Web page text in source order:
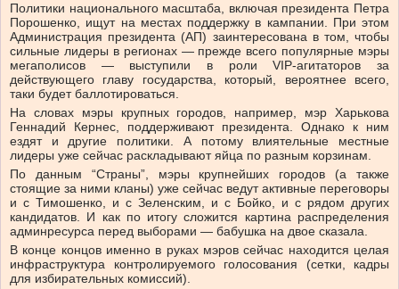
Политики национального масштаба, включая президента Петра
Порошенко, ищут на местах поддержку в кампании. При этом
Администрация президента (АП) заинтересована в том, чтобы
сильные лидеры в регионах — прежде всего популярные мэры
мегаполисов — выступили в роли VIP-агитаторов за
действующего главу государства, который, вероятнее всего,
таки будет баллотироваться.
На словах мэры крупных городов, например, мэр Харькова
Геннадий Кернес, поддерживают президента. Однако к ним
ездят и другие политики. А потому влиятельные местные
лидеры уже сейчас раскладывают яйца по разным корзинам.
По данным “Страны”, мэры крупнейших городов (а также
стоящие за ними кланы) уже сейчас ведут активные переговоры
и с Тимошенко, и с Зеленским, и с Бойко, и с рядом других
кандидатов. И как по итогу сложится картина распределения
админресурса перед выборами — бабушка на двое сказала.
В конце концов именно в руках мэров сейчас находится целая
инфраструктура контролируемого голосования (сетки, кадры
для избирательных комиссий).